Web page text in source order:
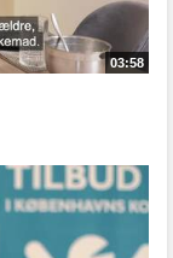
03:58